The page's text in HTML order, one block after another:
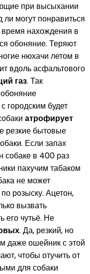
при высыхании
могут понравиться
нахождения в
обоняние. Теряют
нюхачи летом в
вдоль асфальтового
газ. Так
городским будет
атрофирует
резкие бытовые
Если запах
собаке в 400 раз
пахучим табаком
не может
розыску. Ацетон,
вызвать
его чутьё. Не
. Да, резкий, но
даже ошейник с этой
чтобы отучить от
для собаки